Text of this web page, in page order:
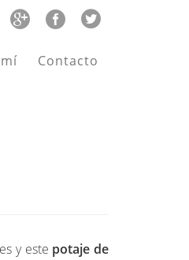
Contacto
y este potaje de